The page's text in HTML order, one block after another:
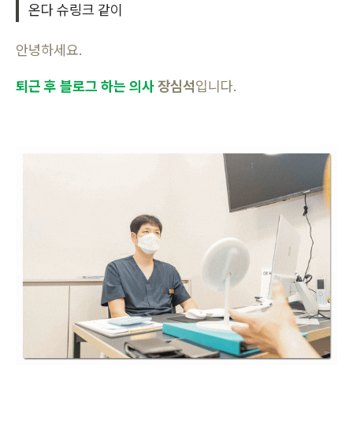
온다 슈링크 같이
안녕하세요.
퇴근후 블로그 하는 의사장심석입니다.